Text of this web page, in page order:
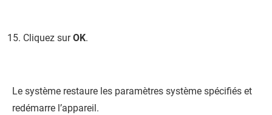
Cliquez surOK.
Le système restaure les paramètres système spécifiés et
redémarre l’appareil.